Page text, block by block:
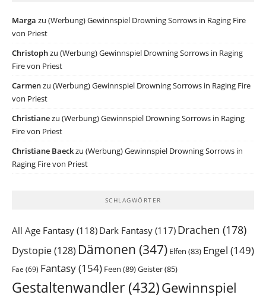
Marga zu (Werbung) Gewinnspiel Drowning Sorrows in Raging Fire
von Priest
Christophzu (Werbung) Gewinnspiel Drowning Sorrows in Raging
Fire von Priest
Carmenzu (Werbung) Gewinnspiel Drowning Sorrows in Raging Fire
von Priest
Christianezu (Werbung) Gewinnspiel Drowning Sorrows in Raging
Fire von Priest
Christiane Baeckzu (Werbung) Gewinnspiel Drowning Sorrows in
Raging Fire von Priest
SCHLAGWÖRTER
All Age Fantasy (118) Dark Fantasy (117) Drachen (178)
Dystopie(128) Dämonen (347) Elfen (83) Engel (149)
Fae (69) Fantasy(154) Feen (89)Geister(85)
Gestaltenwandler (432)Gewinnspiel